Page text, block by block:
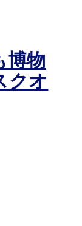
博物
クオ